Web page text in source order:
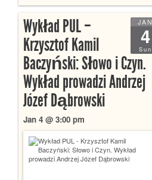
JAN
4
Sun
Wykład PUL –
Krzysztof Kamil
Baczyński: Słowo i Czyn.
Wykład prowadzi Andrzej
Józef Dąbrowski
Jan 4 @ 3:00 pm